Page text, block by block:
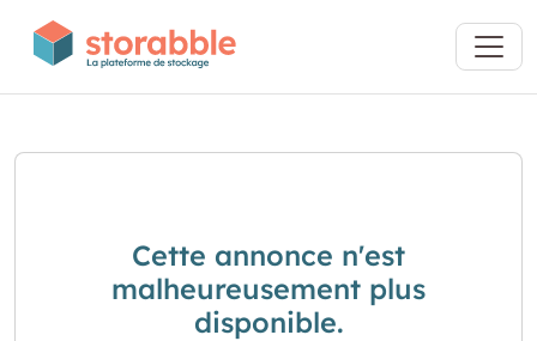
Cette annonce n'est
malheureusement plus
disponible.